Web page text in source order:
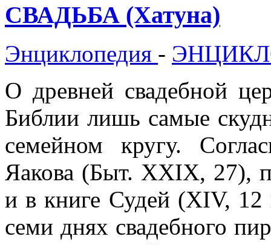
СВАДЬБА (Хатуна)
Энциклопедия -
О древней свадебной
Библии лишь самые
семейном кругу.
Яакова (Быт. XXIX, 27),
и в книге Судей (XIV, 12
семи днях свадебного